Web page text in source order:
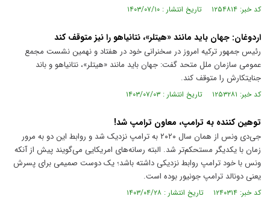
کد خبر: ۱۲۵۴۸۱۴ تاریخ انتشار : ۱۴۰۳/۰۷/۱۰
اردوغان: جهان باید مانند «هیتلر»، نتانیاهو را نیز متوقف کند
رئیس جمهور ترکیه امروز در سخنرانی خود در هفتاد و نهمین نشست مجمع
عمومی سازمان ملل متحد گفت: جهان باید مانند «هیتلر»، نتانیاهو و باند
جنایتکارش را متوقف کند.
کد خبر: ۱۲۵۳۲۸۱ تاریخ انتشار : ۱۴۰۳/۰۷/۰۳
توهین کننده به ترامپ، معاون ترامپ شد!
جی‌دی ونس از همان سال ۲۰۲۰ به ترامپ نزدیک شد و روابط این دو به مرور
زمان با یکدیگر مستحکم‌تر شد. البته رسانه‌های امریکایی می‌گویند پیش از آنکه
ونس با خود ترامپ روابط نزدیکی داشته باشد؛ یک دوست صمیمی برای پسرش
یعنی دونالد ترامپ جونیور بوده است.
کد خبر: ۱۲۴۰۳۱۴ تاریخ انتشار : ۱۴۰۳/۰۴/۲۸